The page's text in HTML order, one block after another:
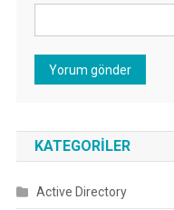
KATEGORILER
Active Directory